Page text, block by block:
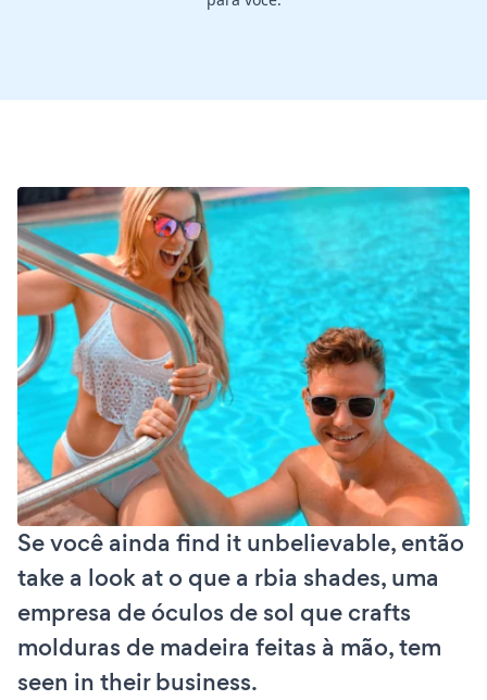
Se você ainda find it unbelievable, então
take a look at o que a rbia shades, uma
empresa de óculos de sol que crafts
molduras de madeira feitas à mão, tem
seen in their business.